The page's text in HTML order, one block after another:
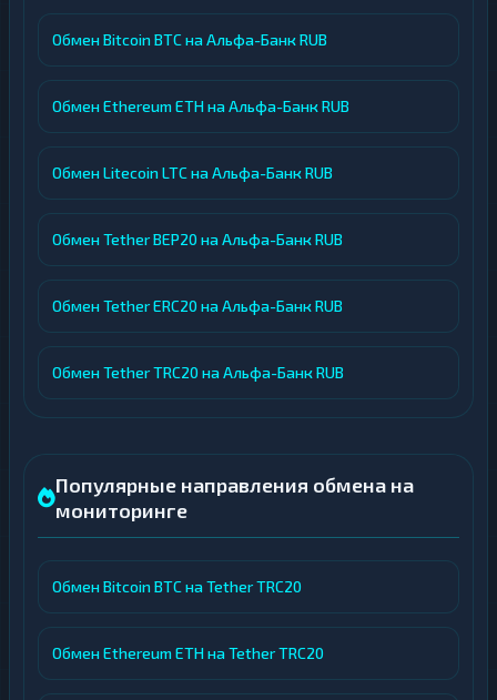
Обмен Bitcoin BTC на Альфа-Банк RUB
Обмен Ethereum ETH на Альфа-Банк RUB
Обмен Litecoin LTC на Альфа-Банк RUB
Обмен Tether BEP20 на Альфа-Банк RUB
Обмен Tether ERC20 на Альфа-Банк RUB
Обмен Tether TRC20 на Альфа-Банк RUB
Популярные направления обмена на
мониторинге
Обмен Bitcoin BTC на Tether TRC20
Обмен Ethereum ETH на Tether TRC20